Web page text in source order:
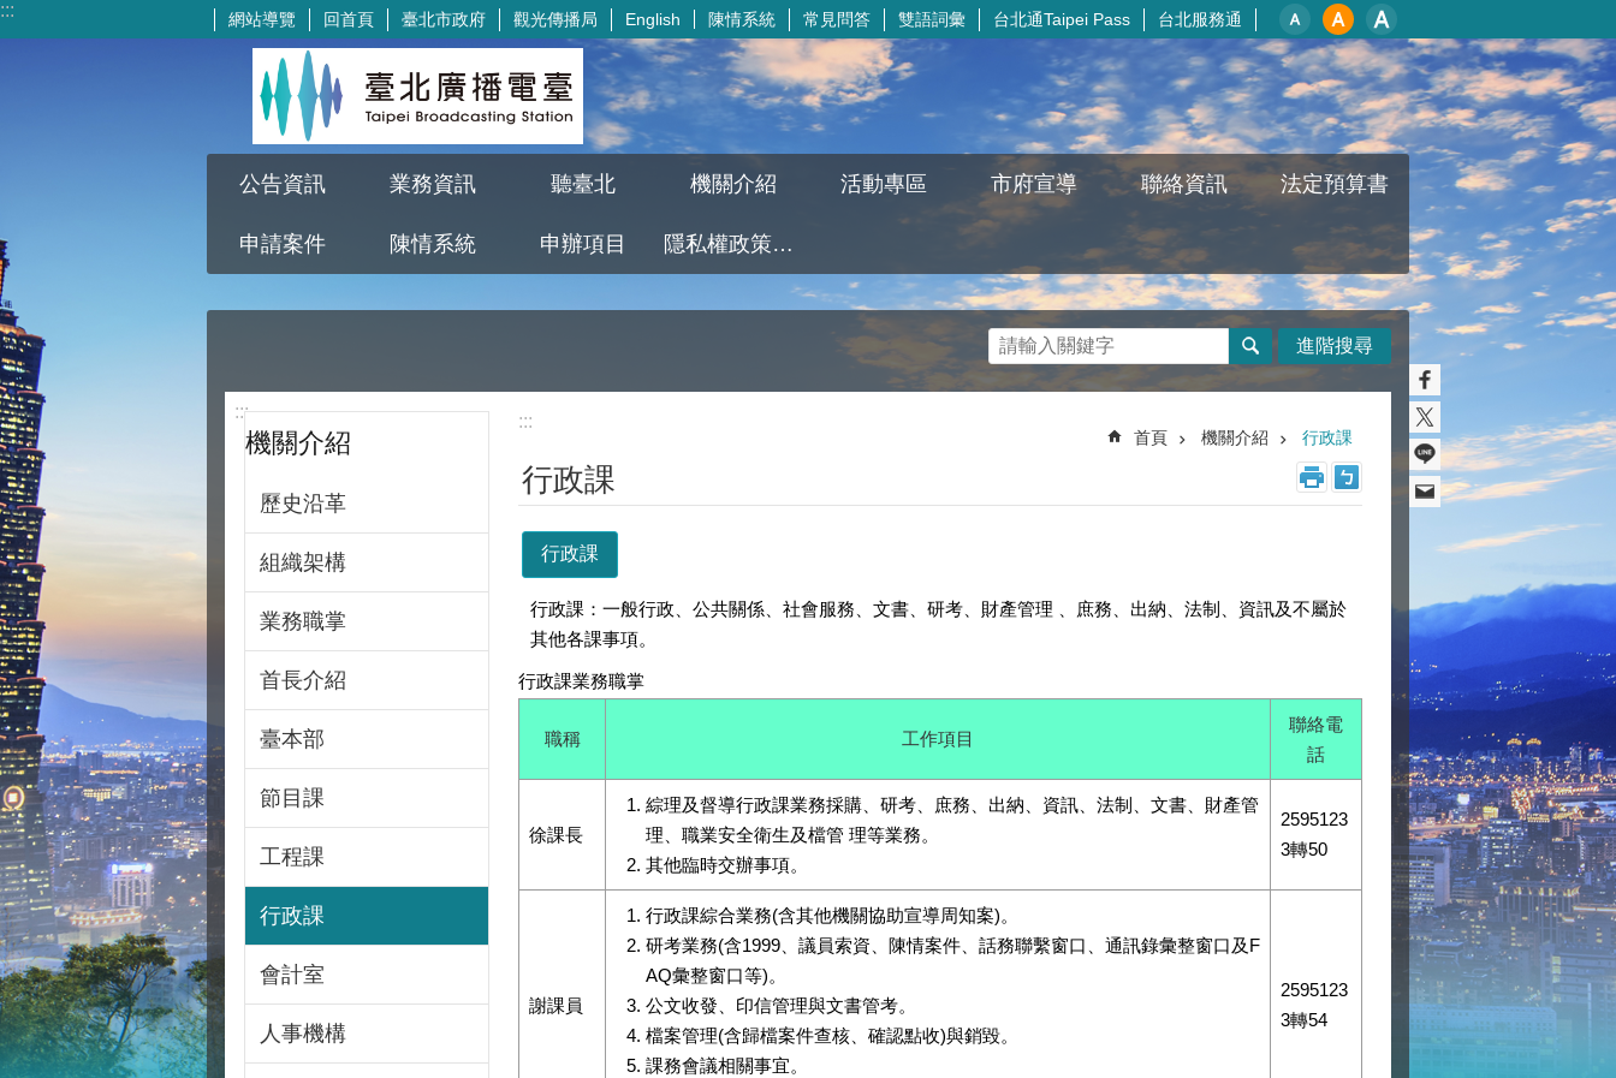
跳到主要內容區塊
::: 網站導覽 回首頁 臺北市政府 觀光傳播局 English 陳情系統 常見問答 雙語詞彙 台北通Taipei Pass 台北服務通
公告資訊 業務資訊 聽臺北 機關介紹 活動專區 市府宣導 聯絡資訊 法定預算書
申請案件 陳情系統 申辦項目 隱私權政策及資訊安全政策
進階搜尋
:::
機關介紹
歷史沿革
組織架構
業務職掌
首長介紹
臺本部
節目課
工程課
行政課
會計室
人事機構
:::
首頁 機關介紹 行政課
行政課
行政課
行政課：一般行政、公共關係、社會服務、文書、研考、財產管理 、庶務、出納、法制、資訊及不屬於
其他各課事項。
行政課業務職掌
職稱 工作項目
聯絡電
話
徐課長
綜理及督導行政課業務採購、研考、庶務、出納、資訊、法制、文書、財產管
理、職業安全衛生及檔管 理等業務。
其他臨時交辦事項。
2595123
3轉50
謝課員
行政課綜合業務(含其他機關協助宣導周知案)。
研考業務(含1999、議員索資、陳情案件、話務聯繫窗口、通訊錄彙整窗口及F
AQ彙整窗口等)。
公文收發、印信管理與文書管考。
檔案管理(含歸檔案件查核、確認點收)與銷毀。
課務會議相關事宜。
2595123
3轉54